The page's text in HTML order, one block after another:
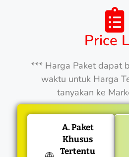
Price
*** Harga Paket dapat
waktu untuk Harga
tanyakan ke
A. Paket
Khusus
Tertentu